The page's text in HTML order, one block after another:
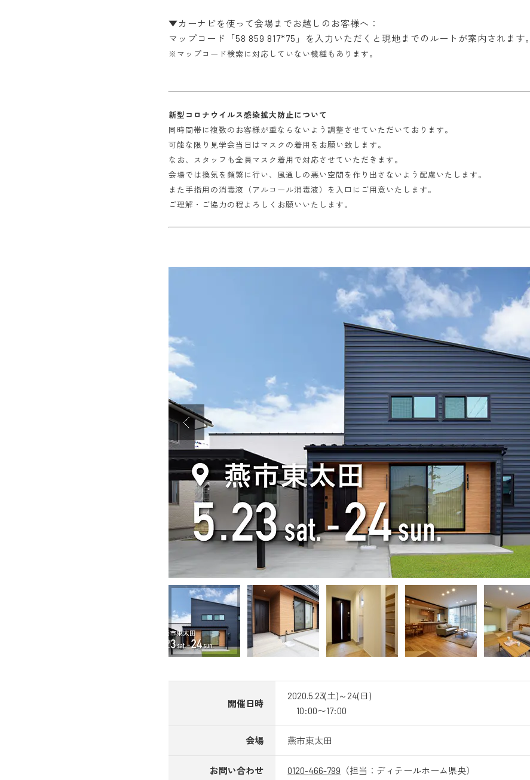
▼カーナビを使って会場までお越しのお客様へ：
マップコード「58 859 817*75」を入力いただくと現地までのルートが案内されます。
※マップコード検索に対応していない機種もあります。
新型コロナウイルス感染拡大防止について
同時間帯に複数のお客様が重ならないよう調整させていただいております。
可能な限り見学会当日はマスクの着用をお願い致します。
なお、スタッフも全員マスク着用で対応させていただきます。
会場では換気を頻繁に行い、風通しの悪い空間を作り出さないよう配慮いたします。
また手指用の消毒液（アルコール消毒液）を入口にご用意いたします。
ご理解・ご協力の程よろしくお願いいたします。
開催日時
2020.5.23(土)～24(日)
10:00〜17:00
会場 燕市東太田
お問い合わせ 0120-466-799 （担当：ディテールホーム県央）